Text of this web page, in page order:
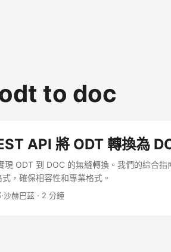
to doc
API 將 ODT 轉換為
現 ODT 到 DOC 的無縫轉換。我們的綜合
，確保相容性和專業格式。
·沙赫巴茲 · 2 分鐘